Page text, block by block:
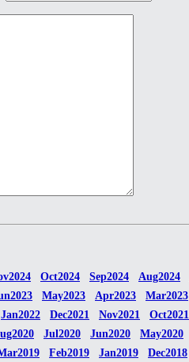
Oct2024 Sep2024 Aug2024
May2023 Apr2023 Mar2023
Jan2022 Dec2021 Nov2021 Oct2021
Jul2020 Jun2020 May2020
Feb2019 Jan2019 Dec2018